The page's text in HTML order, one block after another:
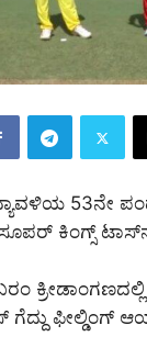
53ನೇ
ಸೂಪರ್‌ ಕಿಂಗ್ಸ್‌
ಗೆದ್ದು ಫೀಲ್ಡಿಂಗ್‌